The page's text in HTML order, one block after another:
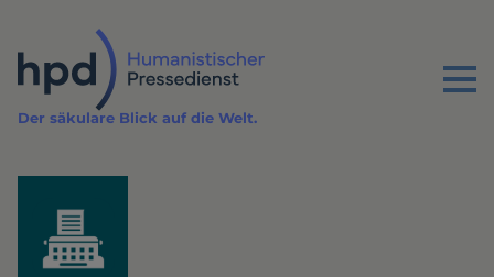
Inhalt
Menu
Der säkulare Blick auf die Welt.